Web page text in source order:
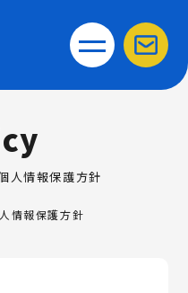
人情報保護方針
情報保護方針